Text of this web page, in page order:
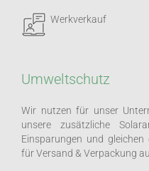
Werkverkauf
Umweltschutz
Wir nutzen für unser
unsere zusätzliche
Einsparungen und gleichen
für Versand & Verpackung